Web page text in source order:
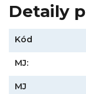
Detaily
Kód
MJ:
MJ